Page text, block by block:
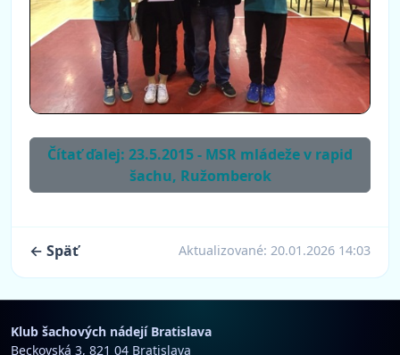
Čítať ďalej: 23.5.2015 - MSR mládeže v rapid
šachu, Ružomberok
← Späť Aktualizované: 20.01.2026 14:03
Klub šachových nádejí Bratislava
Beckovská 3, 821 04 Bratislava